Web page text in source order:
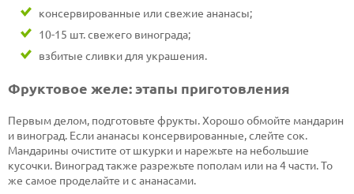
консервированные или свежие ананасы;
10-15 шт. свежего винограда;
взбитые сливки для украшения.
Фруктовое желе: этапы приготовления
Первым делом, подготовьте фрукты. Хорошо обмойте мандарин
и виноград. Если ананасы консервированные, слейте сок.
Мандарины очистите от шкурки и нарежьте на небольшие
кусочки. Виноград также разрежьте пополам или на 4 части. То
же самое проделайте и с ананасами.